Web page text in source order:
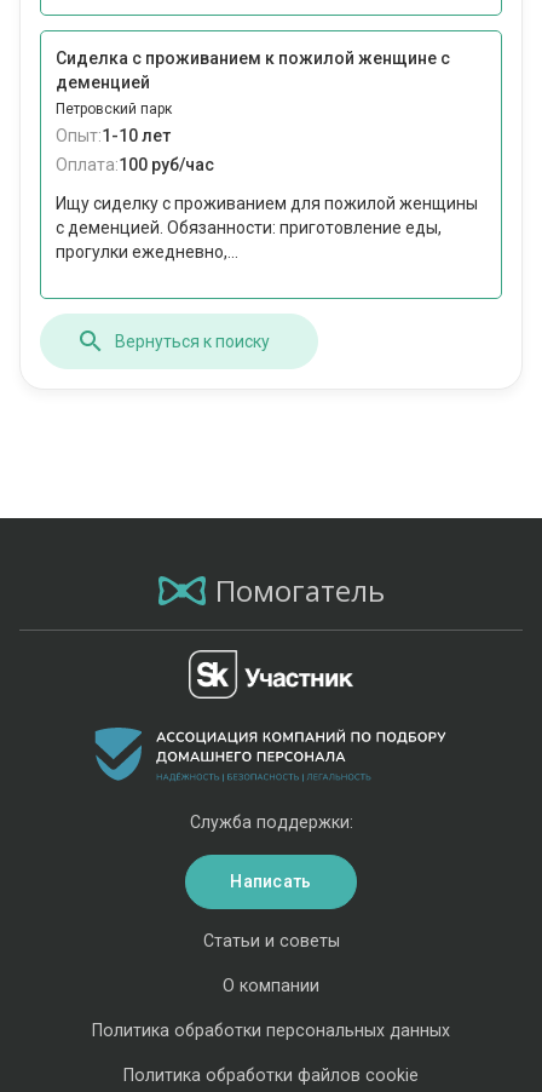
Сиделка с проживанием к пожилой женщине с
деменцией
Петровский парк
Опыт:1-10 лет
Оплата:100 руб/час
Ищу сиделку с проживанием для пожилой женщины
с деменцией. Обязанности: приготовление еды,
прогулки ежедневно,...
Вернуться к поиску
Помогатель
Статьи и советы
О компании
Политика обработки персональных данных
Политика обработки файлов cookie
Служба поддержки:
Написать